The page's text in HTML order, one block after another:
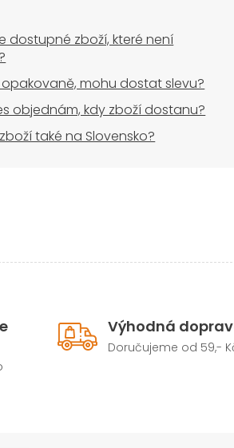
dostupné zboží, které není
opakovaně, mohu dostat slevu?
objednám, kdy zboží dostanu?
také na Slovensko?
Výhodná
Doručujeme od 59,-